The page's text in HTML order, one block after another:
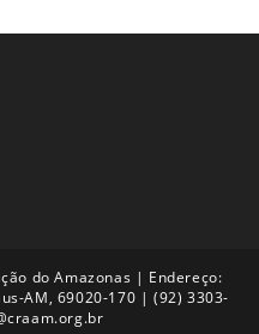
do Amazonas | Endereço:
AM, 69020-170 | (92) 3303-